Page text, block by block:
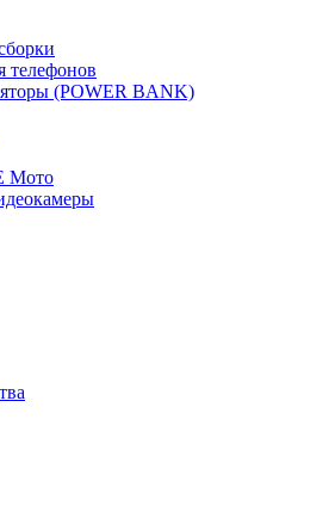
телефонов
(POWER BANK)
Мото